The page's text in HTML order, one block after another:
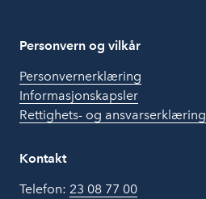
Personvern og vilkår
Personvernerklæring
Informasjonskapsler
Rettighets- og ansvarserklæring
Kontakt
Telefon: 23 08 77 00